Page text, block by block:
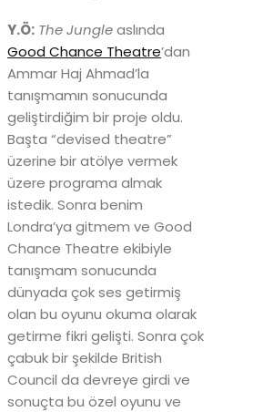
Y.Ö: The Jungleaslında
Good Chance Theatre’dan
Ammar Haj Ahmad’la
tanışmamın sonucunda
geliştirdiğim bir proje oldu.
Başta “devised theatre”
üzerine bir atölye vermek
üzere programa almak
istedik. Sonra benim
Londra’ya gitmem ve Good
Chance Theatre ekibiyle
tanışmam sonucunda
dünyada çok ses getirmiş
olan bu oyunu okuma olarak
getirme fikri gelişti. Sonra çok
çabuk bir şekilde British
Council da devreye girdi ve
sonuçta bu özel oyunu ve